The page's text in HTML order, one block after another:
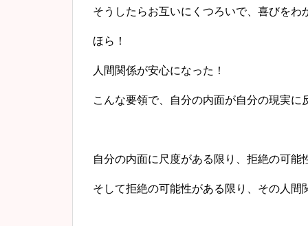
そうしたらお互いにくつろいで、喜びをわ
ほら！
人間関係が安心になった！
こんな要領で、自分の内面が自分の現実に
自分の内面に尺度がある限り、拒絶の可能
そして拒絶の可能性がある限り、その人間